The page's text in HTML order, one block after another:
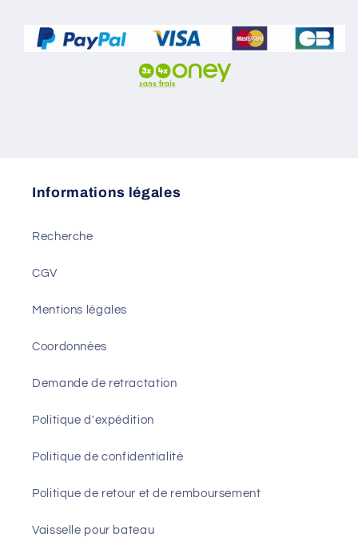
Informations légales
Recherche
CGV
Mentions légales
Coordonnées
Demande de retractation
Politique d'expédition
Politique de confidentialité
Politique de retour et de remboursement
Vaisselle pour bateau